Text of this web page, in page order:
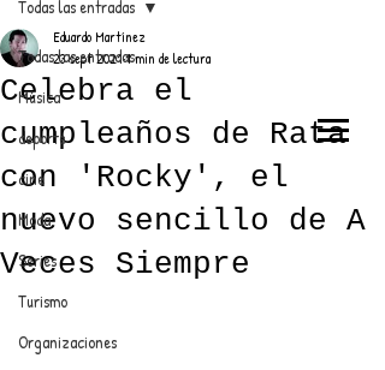
ANUNCIATE CON NOSOTROS
EL TRENDY TOP
CON EDDY MARTINEZ
Todas las entradas
Música
deporte
cine
Moda
Series
Turismo
Organizaciones
Todas las entradas
Celebra el
cumpleaños de Rata
con 'Rocky', el
nuevo sencillo de A
Veces Siempre
Eduardo Martínez
23 sept 2021 1 min de lectura